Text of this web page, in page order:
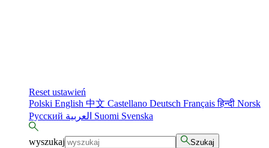
Reset ustawień
Polski English 中文 Castellano Deutsch Françaisहिन्दी Norsk
Русский
Suomi Svenska
wyszukaj Szukaj